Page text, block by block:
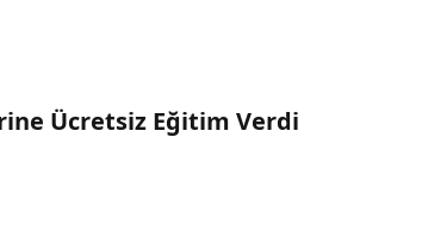
Ücretsiz Eğitim Verdi